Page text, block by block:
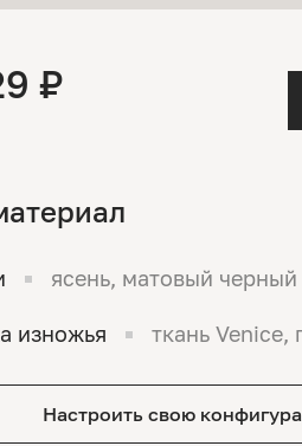
₽
ясень, матовый черный
изножья ткань Venice,
Настроить свою